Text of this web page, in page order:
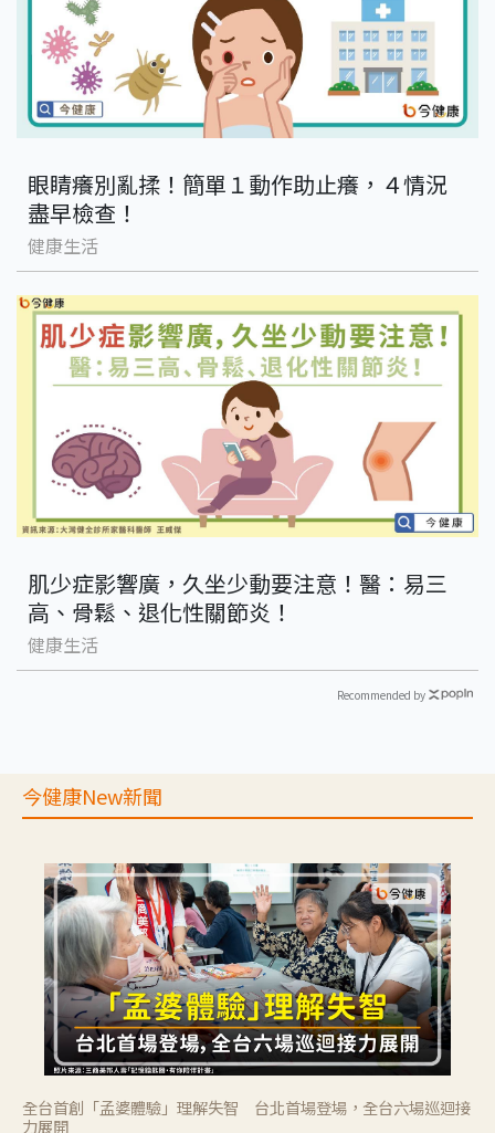
眼睛癢別亂揉！簡單１動作助止癢，４情況
盡早檢查！
健康生活
肌少症影響廣，久坐少動要注意！醫：易三
高、骨鬆、退化性關節炎！
健康生活
Recommended by
今健康New新聞
全台首創「孟婆體驗」理解失智 台北首場登場，全台六場巡迴接
力展開